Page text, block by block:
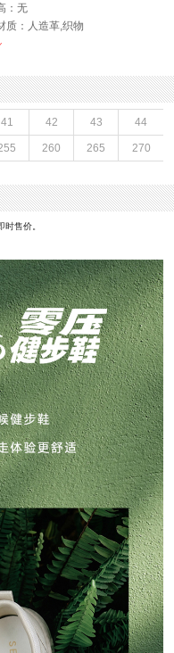
：无
质：人造革,织物
艺：胶贴皮鞋
男子
间：2026年秋季
质：发泡底
长参考(男)：29CM
行款式：休闲鞋
41 42 43 44
260 265 270
售价。